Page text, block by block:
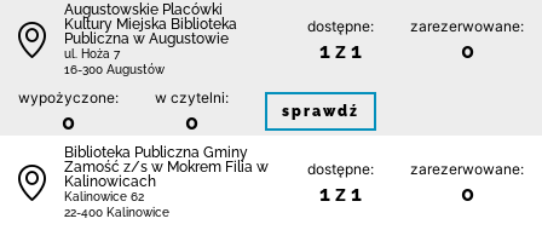
Augustowskie Placówki
Kultury Miejska Biblioteka
Publiczna w Augustowie
ul. Hoża 7
16-300 Augustów
dostępne:
1 z 1
zarezerwowane:
0
wypożyczone:
0
w czytelni:
0 sprawdź
Biblio­teka Publiczna Gminy
Zamość z/s w Mokrem Filia w
Kalinowicach
Kalinowice 62
22-400 Kalinowice
dostępne:
1 z 1
zarezerwowane:
0